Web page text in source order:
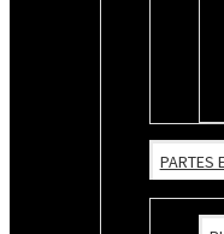
PARTES